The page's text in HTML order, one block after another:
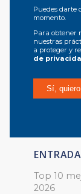
Puedes darte
momento.
Para obtener
nuestras
a proteger y
de
Top 10
2026